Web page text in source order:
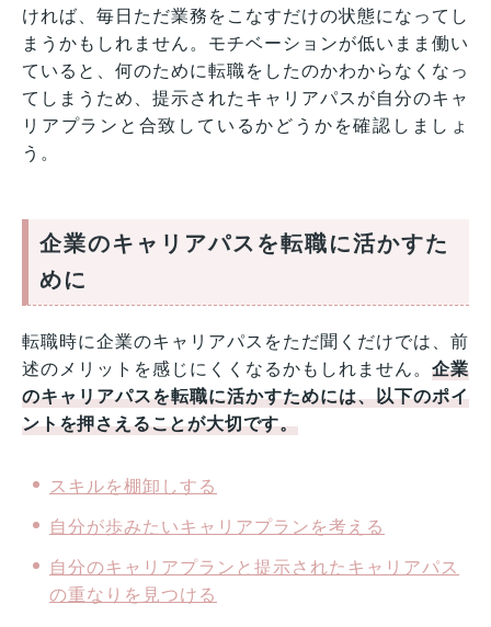
ければ、毎日ただ業務をこなすだけの状態になってし
まうかもしれません。モチベーションが低いまま働い
ていると、何のために転職をしたのかわからなくなっ
てしまうため、提示されたキャリアパスが自分のキャ
リアプランと合致しているかどうかを確認しましょ
う。
企業のキャリアパスを転職に活かすた
めに
転職時に企業のキャリアパスをただ聞くだけでは、前
述のメリットを感じにくくなるかもしれません。企業
のキャリアパスを転職に活かすためには、以下のポイ
ントを押さえることが大切です。
スキルを棚卸しする
自分が歩みたいキャリアプランを考える
自分のキャリアプランと提示されたキャリアパス
の重なりを見つける